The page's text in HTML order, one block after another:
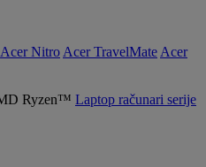
Acer Nitro Acer TravelMate Acer
Laptop računari serije